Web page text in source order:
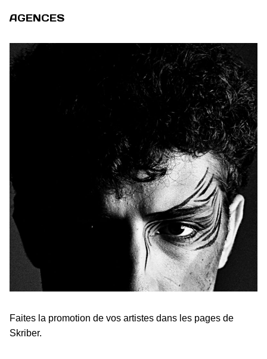
AGENCES
Faites la promotion de vos artistes dans les pages de
Skriber.